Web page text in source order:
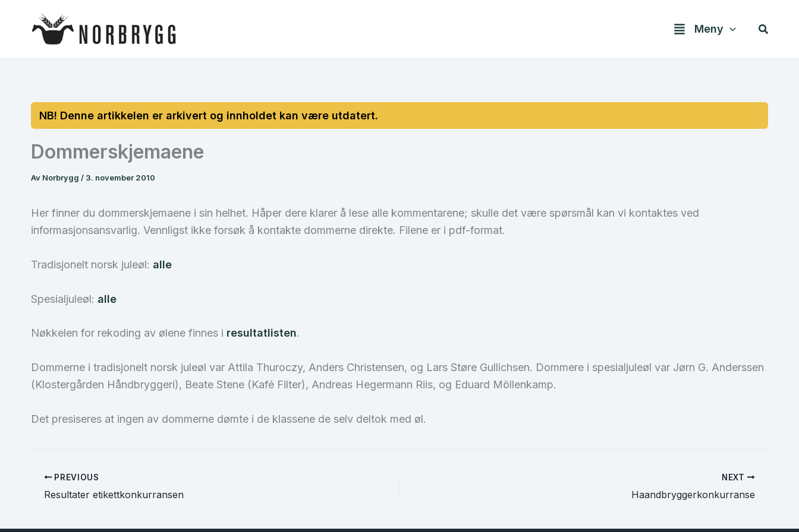
Meny Søk
Dommerskjemaene
Av Norbrygg / 3. november 2010
Her finner du dommerskjemaene i sin helhet. Håper dere klarer å lese alle kommentarene; skulle det være spørsmål kan vi kontaktes ved
informasjonsansvarlig. Vennligst ikke forsøk å kontakte dommerne direkte. Filene er i pdf-format.
Tradisjonelt norsk juleøl: alle
Spesialjuleøl: alle
Nøkkelen for rekoding av ølene finnes i resultatlisten.
Dommerne i tradisjonelt norsk juleøl var Attila Thuroczy, Anders Christensen, og Lars Støre Gullichsen. Dommere i spesialjuleøl var Jørn G. Anderssen
(Klostergården Håndbryggeri), Beate Stene (Kafé Filter), Andreas Hegermann Riis, og Eduard Möllenkamp.
Det presiseres at ingen av dommerne dømte i de klassene de selv deltok med øl.
PREVIOUS
Resultater etikettkonkurransen
NEXT
Haandbryggerkonkurranse